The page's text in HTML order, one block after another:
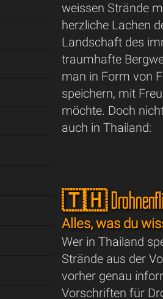
weissen Strände
herzliche Lachen
Landschaft des
traumhafte
man in Form von
speichern, mit
möchte. Doch
auch in Thailand:
🇹🇭
Alles, was du
Wer in Thailand
Strände aus der
vorher genau
Vorschriften für